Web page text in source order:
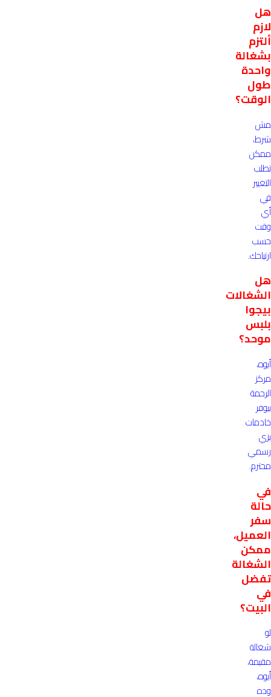
هل
لازم
ألتزم
بشغالة
واحدة
طول
الوقت؟
مش
شرط،
ممكن
تطلب
التغيير
في
أي
وقت
حسب
ارتياحك.
هل
الشغالات
بيجوا
بلبس
موحد؟
أيوه،
مركز
الرحمة
بيوفر
خادمات
بزي
رسمي
محترم.
في
حالة
سفر
العميل،
ممكن
الشغالة
تفضل
في
البيت؟
لو
شغالة
مقيمة،
أيوه،
وده